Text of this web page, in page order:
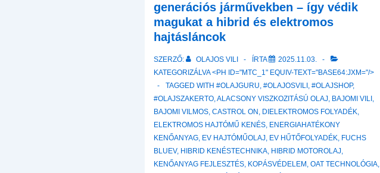
generációs járművekben – így védik
magukat a hibrid és elektromos
hajtásláncok
SZERZŐ: OLAJOS VILI ÍRTA
2025.11.03.
KATEGORIZÁLVA <PH ID="MTC_1" EQUIV-TEXT="BASE64:JXM="/>
TAGGED WITH#OLAJGURU,#OLAJOSVILI ,#OLAJSHOP,
#OLAJSZAKERTO,ALACSONY VISZKOZITÁSÚ OLAJ, BAJOMI VILI ,
BAJOMI VILMOS,CASTROL ON , DIELEKTROMOS FOLYADÉK,
ELEKTROMOS HAJTÓMŰ KENÉS, ENERGIAHATÉKONY
KENŐANYAG, EV HAJTÓMŰOLAJ, EV HŰTŐFOLYADÉK, FUCHS
BLUEV, HIBRID KENÉSTECHNIKA, HIBRID MOTOROLAJ,
KENŐANYAG FEJLESZTÉS, KOPÁSVÉDELEM ,OAT TECHNOLÓGIA,